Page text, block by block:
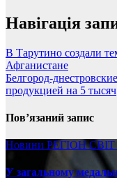
Навігація
В Тарутино создали
Афганистане
Белгород-
продукцией на 5 тысяч
Пов’язаний запис
Новини РЕГІОНСВІТ
У загальному